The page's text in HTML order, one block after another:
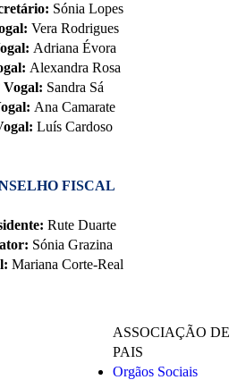
Sónia Lopes
Vera Rodrigues
Adriana Évora
Alexandra Rosa
Vogal: Sandra Sá
Ana Camarate
Luís Cardoso
FISCAL
Rute Duarte
Sónia Grazina
Mariana Corte-Real
ASSOCIAÇÃO DE
PAIS
Orgãos Sociais